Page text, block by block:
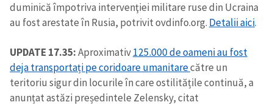
duminică împotriva intervenţiei militare ruse din Ucraina
au fost arestate în Rusia, potrivit ovdinfo.org. Detalii aici.
UPDATE 17.35:Aproximativ125.000 de oameni au fost
deja transportați pe coridoare umanitarecătre un
teritoriu sigur din locurile în care ostilitățile continuă, a
anunțat astăzi președintele Zelensky, citat